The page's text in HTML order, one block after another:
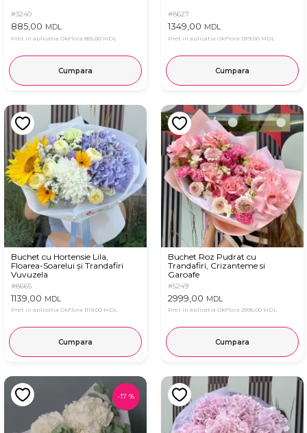
#3240
885,00 MDL
Pret in aplicatia OkFlora 855,00 MDL
Cumpara
#8627
1349,00 MDL
Pret in aplicatia OkFlora 1319,00 MDL
Cumpara
Buchet cu Hortensie Lila,
Floarea-Soarelui și Trandafiri
Vuvuzela
#8665
1139,00 MDL
Pret in aplicatia OkFlora 1119,00 MDL
Cumpara
Buchet Roz Pudrat cu
Trandafiri, Crizanteme si
Garoafe
#5249
2999,00 MDL
Pret in aplicatia OkFlora 2995,00 MDL
Cumpara
-17 %